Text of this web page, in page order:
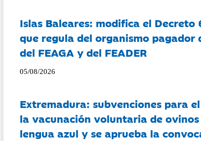
Islas Baleares: modifica el
que regula del organismo pagador
del FEAGA y del FEADER
05/08/2026
Extremadura: subvenciones para
la vacunación voluntaria de
lengua azul y se aprueba la